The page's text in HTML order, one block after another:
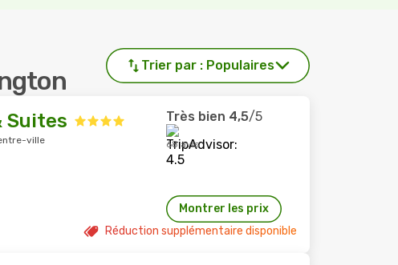
Trier par : Populaires
Suites
ville
Très bien 4,5/5
68 avis
Montrer les prix
Réduction supplémentaire disponible